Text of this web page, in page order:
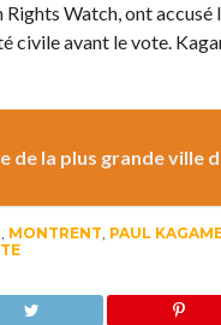
Watch, ont
civile avant le vote.
de la plus grande ville
, MONTRENT, PAUL